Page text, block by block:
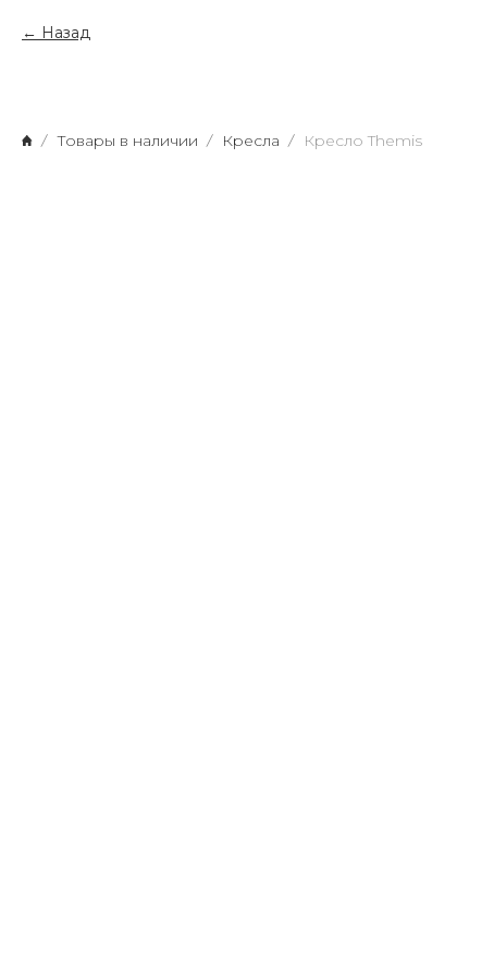
Назад
Товары в наличии Кресла Кресло Themis